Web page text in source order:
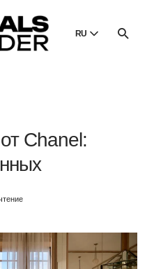
RU
Chanel: